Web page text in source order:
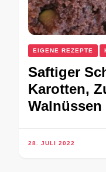
EIGENE REZEPTE
Saftiger
Karotten,
28. JULI 2022